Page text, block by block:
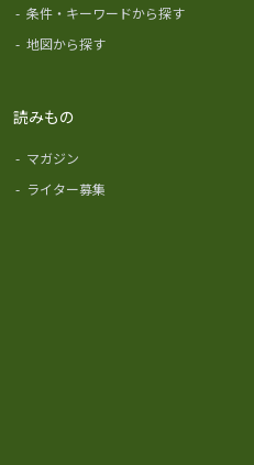
- 条件・キーワードから探す
- 地図から探す
読みもの
- マガジン
- ライター募集